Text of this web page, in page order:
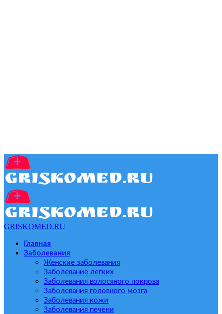
GRISKOMED.RU
Главная
Заболевания
Женские заболевания
Заболевание легких
Заболевания волосяного покрова
Заболевания головного мозга
Заболевания кожи
Заболевания печени